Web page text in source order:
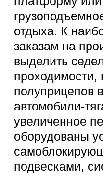
отдыха. К
заказам на
выделить
проходимости,
полуприцепов
автомобили-
увеличенное
оборудованы
подвесками,